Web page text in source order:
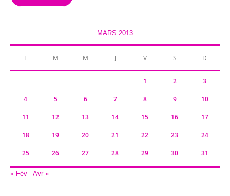
MARS 2013
L M M J V S D
1 2 3
4 5 6 7 8 9 10
11 12 13 14 15 16 17
18 19 20 21 22 23 24
25 26 27 28 29 30 31
« Fév Avr »